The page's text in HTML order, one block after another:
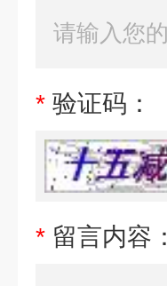
* 验证码：
* 留言内容：